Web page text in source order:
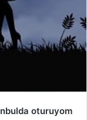
oturuyom